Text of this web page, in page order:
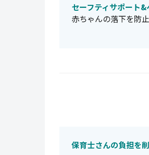
セーフティサポート&
赤ちゃんの落下を防
保育士さんの負担を